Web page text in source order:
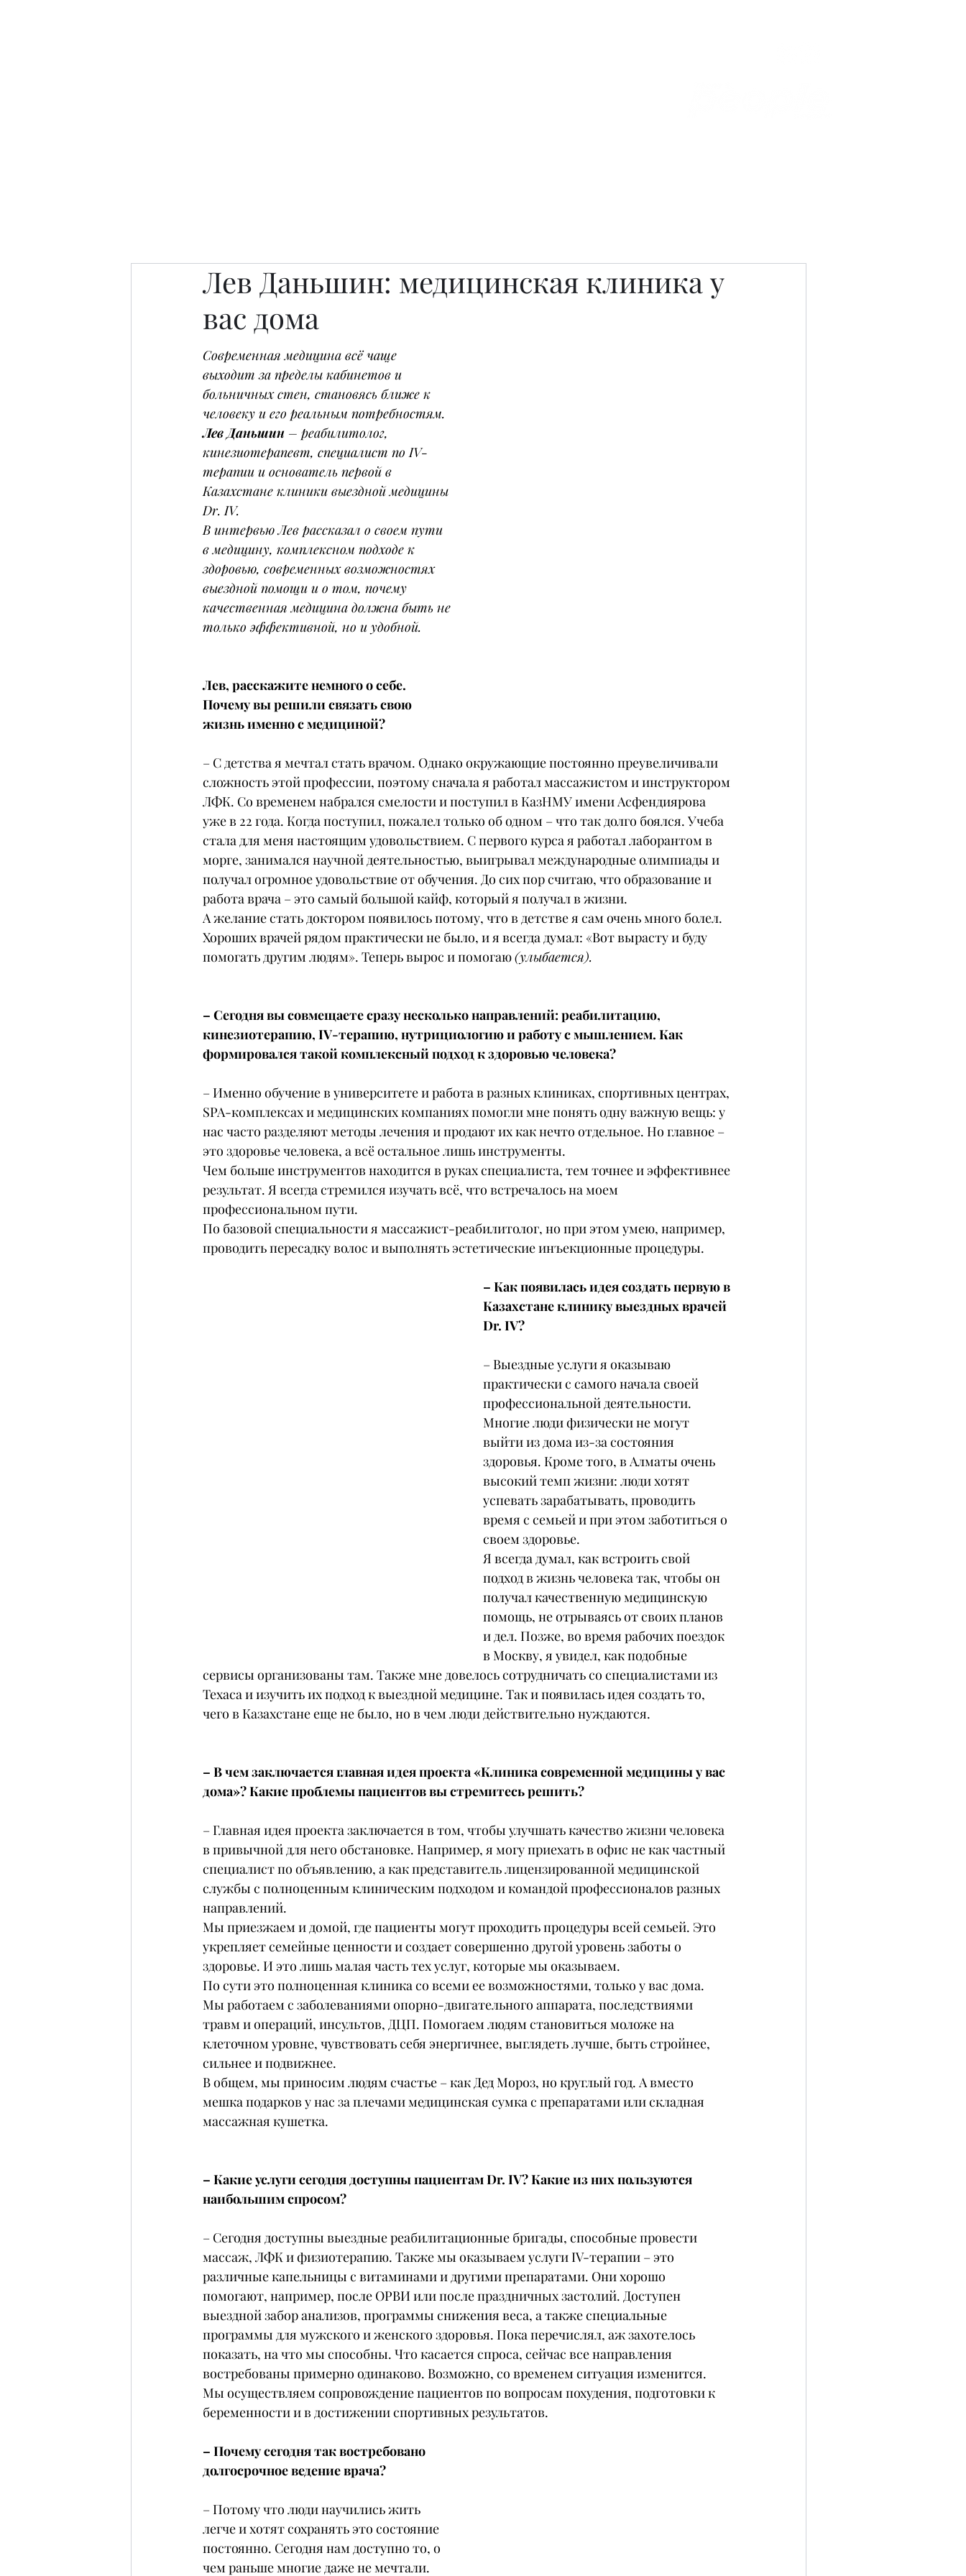
Лев Даньшин: медицинская клиника у
вас дома
Современная медицина всё чаще
выходит за пределы кабинетов и
больничных стен, становясь ближе к
человеку и его реальным потребностям.
Лев Даньшин – реабилитолог,
кинезиотерапевт, специалист по IV-
терапии и основатель первой в
Казахстане клиники выездной медицины
Dr. IV.
В интервью Лев рассказал о своем пути
в медицину, комплексном подходе к
здоровью, современных возможностях
выездной помощи и о том, почему
качественная медицина должна быть не
только эффективной, но и удобной.
Лев, расскажите немного о себе.
Почему вы решили связать свою
жизнь именно с медициной?
– С детства я мечтал стать врачом. Однако окружающие постоянно преувеличивали
сложность этой профессии, поэтому сначала я работал массажистом и инструктором
ЛФК. Со временем набрался смелости и поступил в КазНМУ имени Асфендиярова
уже в 22 года. Когда поступил, пожалел только об одном – что так долго боялся. Учеба
стала для меня настоящим удовольствием. С первого курса я работал лаборантом в
морге, занимался научной деятельностью, выигрывал международные олимпиады и
получал огромное удовольствие от обучения. До сих пор считаю, что образование и
работа врача – это самый большой кайф, который я получал в жизни.
А желание стать доктором появилось потому, что в детстве я сам очень много болел.
Хороших врачей рядом практически не было, и я всегда думал: «Вот вырасту и буду
помогать другим людям». Теперь вырос и помогаю (улыбается).
– Сегодня вы совмещаете сразу несколько направлений: реабилитацию,
кинезиотерапию, IV-терапию, нутрициологию и работу с мышлением. Как
формировался такой комплексный подход к здоровью человека?
– Именно обучение в университете и работа в разных клиниках, спортивных центрах,
SPA-комплексах и медицинских компаниях помогли мне понять одну важную вещь: у
нас часто разделяют методы лечения и продают их как нечто отдельное. Но главное –
это здоровье человека, а всё остальное лишь инструменты.
Чем больше инструментов находится в руках специалиста, тем точнее и эффективнее
результат. Я всегда стремился изучать всё, что встречалось на моем
профессиональном пути.
По базовой специальности я массажист-реабилитолог, но при этом умею, например,
проводить пересадку волос и выполнять эстетические инъекционные процедуры.
– Как появилась идея создать первую в
Казахстане клинику выездных врачей
Dr. IV?
– Выездные услуги я оказываю
практически с самого начала своей
профессиональной деятельности.
Многие люди физически не могут
выйти из дома из-за состояния
здоровья. Кроме того, в Алматы очень
высокий темп жизни: люди хотят
успевать зарабатывать, проводить
время с семьей и при этом заботиться о
своем здоровье.
Я всегда думал, как встроить свой
подход в жизнь человека так, чтобы он
получал качественную медицинскую
помощь, не отрываясь от своих планов
и дел. Позже, во время рабочих поездок
в Москву, я увидел, как подобные
сервисы организованы там. Также мне довелось сотрудничать со специалистами из
Техаса и изучить их подход к выездной медицине. Так и появилась идея создать то,
чего в Казахстане еще не было, но в чем люди действительно нуждаются.
– В чем заключается главная идея проекта «Клиника современной медицины у вас
дома»? Какие проблемы пациентов вы стремитесь решить?
– Главная идея проекта заключается в том, чтобы улучшать качество жизни человека
в привычной для него обстановке. Например, я могу приехать в офис не как частный
специалист по объявлению, а как представитель лицензированной медицинской
службы с полноценным клиническим подходом и командой профессионалов разных
направлений.
Мы приезжаем и домой, где пациенты могут проходить процедуры всей семьей. Это
укрепляет семейные ценности и создает совершенно другой уровень заботы о
здоровье. И это лишь малая часть тех услуг, которые мы оказываем.
По сути это полноценная клиника со всеми ее возможностями, только у вас дома.
Мы работаем с заболеваниями опорно-двигательного аппарата, последствиями
травм и операций, инсультов, ДЦП. Помогаем людям становиться моложе на
клеточном уровне, чувствовать себя энергичнее, выглядеть лучше, быть стройнее,
сильнее и подвижнее.
В общем, мы приносим людям счастье – как Дед Мороз, но круглый год. А вместо
мешка подарков у нас за плечами медицинская сумка с препаратами или складная
массажная кушетка.
– Какие услуги сегодня доступны пациентам Dr. IV? Какие из них пользуются
наибольшим спросом?
– Сегодня доступны выездные реабилитационные бригады, способные провести
массаж, ЛФК и физиотерапию. Также мы оказываем услуги IV-терапии – это
различные капельницы с витаминами и другими препаратами. Они хорошо
помогают, например, после ОРВИ или после праздничных застолий. Доступен
выездной забор анализов, программы снижения веса, а также специальные
программы для мужского и женского здоровья. Пока перечислял, аж захотелось
показать, на что мы способны. Что касается спроса, сейчас все направления
востребованы примерно одинаково. Возможно, со временем ситуация изменится.
Мы осуществляем сопровождение пациентов по вопросам похудения, подготовки к
беременности и в достижении спортивных результатов.
– Почему сегодня так востребовано
долгосрочное ведение врача?
– Потому что люди научились жить
легче и хотят сохранять это состояние
постоянно. Сегодня нам доступно то, о
чем раньше многие даже не мечтали.